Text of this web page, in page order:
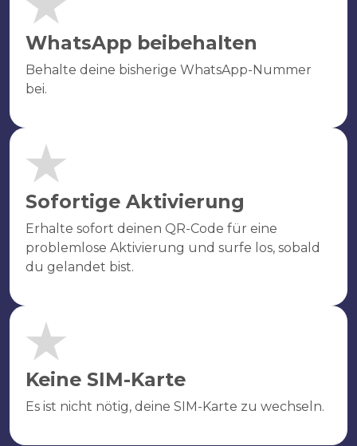
WhatsApp beibehalten
Behalte deine bisherige WhatsApp-Nummer
bei.
Sofortige Aktivierung
Erhalte sofort deinen QR-Code für eine
problemlose Aktivierung und surfe los, sobald
du gelandet bist.
Keine SIM-Karte
Es ist nicht nötig, deine SIM-Karte zu wechseln.